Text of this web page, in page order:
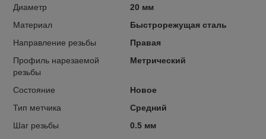
Диаметр
20 мм
Материал
Быстрорежущая сталь
Направление резьбы
Правая
Профиль нарезаемой
резьбы
Метрический
Состояние
Новое
Тип метчика
Средний
Шаг резьбы
0.5 мм